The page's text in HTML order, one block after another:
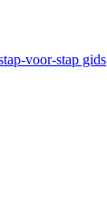
voor-stap gids